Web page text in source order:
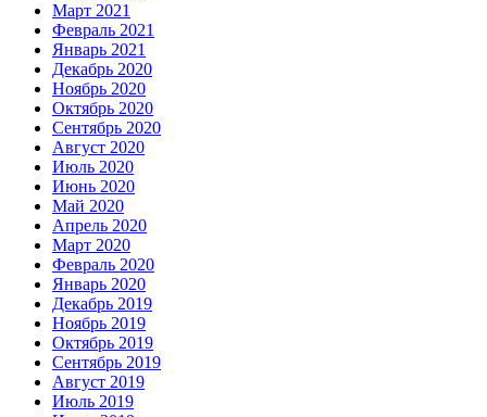
Март 2021
Февраль 2021
Январь 2021
Декабрь 2020
Ноябрь 2020
Октябрь 2020
Сентябрь 2020
Август 2020
Июль 2020
Июнь 2020
Май 2020
Апрель 2020
Март 2020
Февраль 2020
Январь 2020
Декабрь 2019
Ноябрь 2019
Октябрь 2019
Сентябрь 2019
Август 2019
Июль 2019